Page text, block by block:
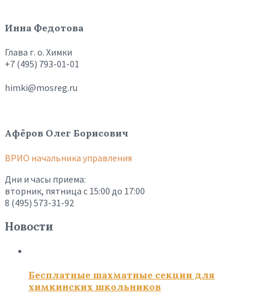
Инна Федотова
Глава г. о. Химки
+7 (495) 793-01-01
himki@mosreg.ru
Афёров Олег Борисович
ВРИО начальника управления
Дни и часы приема:
вторник, пятница с 15:00 до 17:00
8 (495) 573-31-92
Новости
Бесплатные шахматные секции для
химкинских школьников